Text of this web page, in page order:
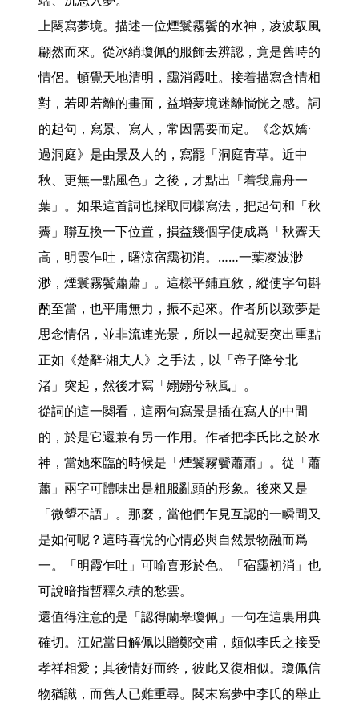
上闋寫夢境。描述一位煙鬟霧鬢的水神，凌波馭風
翩然而來。從冰綃瓊佩的服飾去辨認，竟是舊時的
情侶。頓覺天地清明，靄消霞吐。接着描寫含情相
對，若即若離的畫面，益增夢境迷離惝恍之感。詞
的起句，寫景、寫人，常因需要而定。《念奴嬌·
過洞庭》是由景及人的，寫罷「洞庭青草。近中
秋、更無一點風色」之後，才點出「着我扁舟一
葉」。如果這首詞也採取同樣寫法，把起句和「秋
霽」聯互換一下位置，損益幾個字使成爲「秋霽天
高，明霞乍吐，曙涼宿靄初消。……一葉凌波渺
渺，煙鬟霧鬢蕭蕭」。這樣平鋪直敘，縱使字句斟
酌至當，也平庸無力，振不起來。作者所以致夢是
思念情侶，並非流連光景，所以一起就要突出重點
正如《楚辭·湘夫人》之手法，以「帝子降兮北
渚」突起，然後才寫「嫋嫋兮秋風」。
從詞的這一闋看，這兩句寫景是插在寫人的中間
的，於是它還兼有另一作用。作者把李氏比之於水
神，當她來臨的時候是「煙鬟霧鬢蕭蕭」。從「蕭
蕭」兩字可體味出是粗服亂頭的形象。後來又是
「微顰不語」。那麼，當他們乍見互認的一瞬間又
是如何呢？這時喜悅的心情必與自然景物融而爲
一。「明霞乍吐」可喻喜形於色。「宿靄初消」也
可說暗指暫釋久積的愁雲。
還值得注意的是「認得蘭皋瓊佩」一句在這裏用典
確切。江妃當日解佩以贈鄭交甫，頗似李氏之接受
孝祥相愛；其後情好而終，彼此又復相似。瓊佩信
物猶識，而舊人已難重尋。闋末寫夢中李氏的舉止